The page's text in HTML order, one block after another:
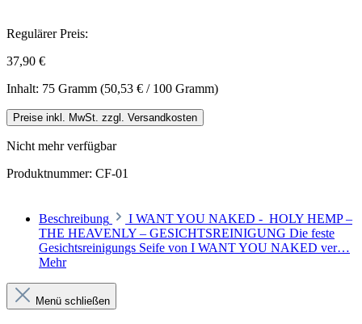
Regulärer Preis:
37,90 €
Inhalt: 75 Gramm (50,53 € / 100 Gramm)
Preise inkl. MwSt. zzgl. Versandkosten
Nicht mehr verfügbar
Produktnummer: CF-01
Beschreibung
I WANT YOU NAKED - HOLY HEMP –
THE HEAVENLY – GESICHTSREINIGUNG Die feste
Gesichtsreinigungs Seife von I WANT YOU NAKED ver…
Mehr
Menü schließen